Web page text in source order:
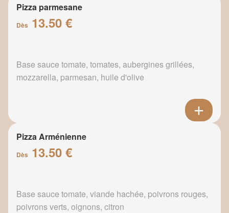
Pizza parmesane
Dès 13.50 €
Base sauce tomate, tomates, aubergines grillées,
mozzarella, parmesan, huile d'olive
Pizza Arménienne
Dès 13.50 €
Base sauce tomate, viande hachée, poivrons rouges,
poivrons verts, oignons, citron